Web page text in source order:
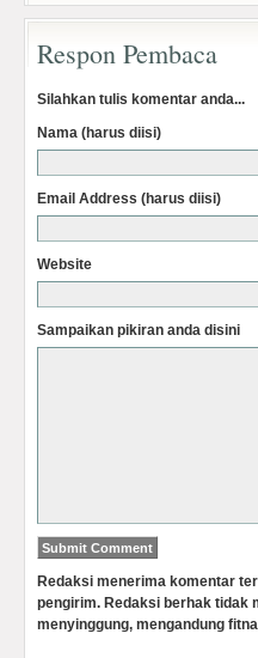
Respon Pembaca
Silahkan tulis komentar anda...
Nama (harus diisi)
Email Address (harus diisi)
Website
Sampaikan pikiran anda disini
Redaksi menerima komentar
pengirim. Redaksi berhak tidak
menyinggung, mengandung